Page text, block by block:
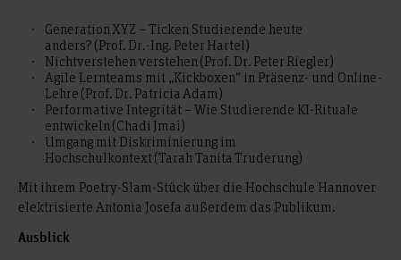
Generation XYZ – Ticken Studierende heute
anders? (Prof. Dr.-Ing. Peter Hartel)
Nichtverstehen verstehen (Prof. Dr. Peter Riegler)
Agile Lernteams mit „Kickboxen“ in Präsenz- und Online-
Lehre (Prof. Dr. Patricia Adam)
Performative Integrität – Wie Studierende KI-Rituale
entwickeln (Chadi Jmai)
Umgang mit Diskriminierung im
Hochschulkontext (Tarah Tanita Truderung)
Mit ihrem Poetry-Slam-Stück über die Hochschule Hannover
elektrisierte Antonia Josefa außerdem das Publikum.
Ausblick